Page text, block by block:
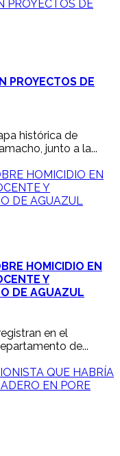
PROYECTOS DE
PROYECTOS DE
histórica de
junto a la...
HOMICIDIO EN
Y
DE AGUAZUL
HOMICIDIO EN
Y
DE AGUAZUL
en el
de...
QUE HABRÍA
EN PORE